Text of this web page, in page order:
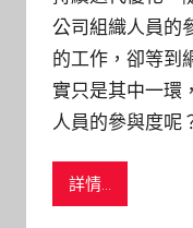
公司組織人員的
的工作，卻等到
實只是其中一環
人員的參與度呢
詳情...